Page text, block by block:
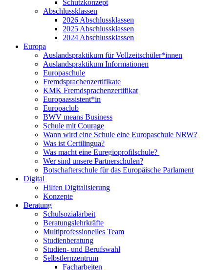
Schutzkonzept
Abschlussklassen
2026 Abschlussklassen
2025 Abschlussklassen
2024 Abschlussklassen
Europa
Auslandspraktikum für Vollzeitschüler*innen
Auslandspraktikum Informationen
Europaschule
Fremdsprachenzertifikate
KMK Fremdsprachenzertifikat
Europaassistent*in
Europaclub
BWV means Business
Schule mit Courage
Wann wird eine Schule eine Europaschule NRW?
Was ist Certilingua?
Was macht eine Euregioprofilschule?
Wer sind unsere Partnerschulen?
Botschafterschule für das Europäische Parlament
Digital
Hilfen Digitalisierung
Konzepte
Beratung
Schulsozialarbeit
Beratungslehrkräfte
Multiprofessionelles Team
Studienberatung
Studien- und Berufswahl
Selbstlernzentrum
Facharbeiten